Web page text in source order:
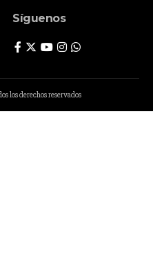
Síguenos
los derechos reservados